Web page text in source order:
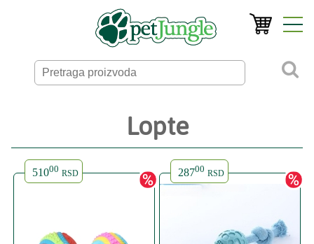
Lopte
51000 RSD 28700 RSD